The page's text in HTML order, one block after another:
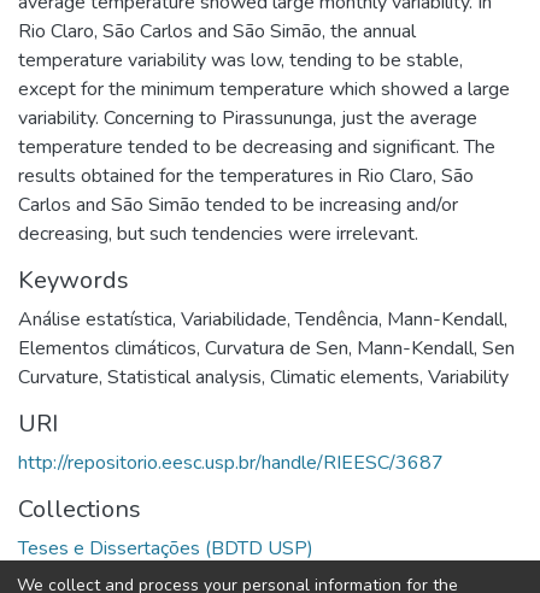
Rio Claro, São Carlos and São Simão, the annual
temperature variability was low, tending to be stable,
except for the minimum temperature which showed a large
variability. Concerning to Pirassununga, just the average
temperature tended to be decreasing and significant. The
results obtained for the temperatures in Rio Claro, São
Carlos and São Simão tended to be increasing and/or
decreasing, but such tendencies were irrelevant.
Keywords
Análise estatística, Variabilidade,Tendência, Mann-Kendall,
Elementos climáticos, Curvatura de Sen, Mann-Kendall, Sen
Curvature, Statistical analysis, Climatic elements, Variability
URI
http://repositorio.eesc.usp.br/handle/RIEESC/3687
Collections
Teses e Dissertações (BDTD USP)
We collect and process your personal information for the